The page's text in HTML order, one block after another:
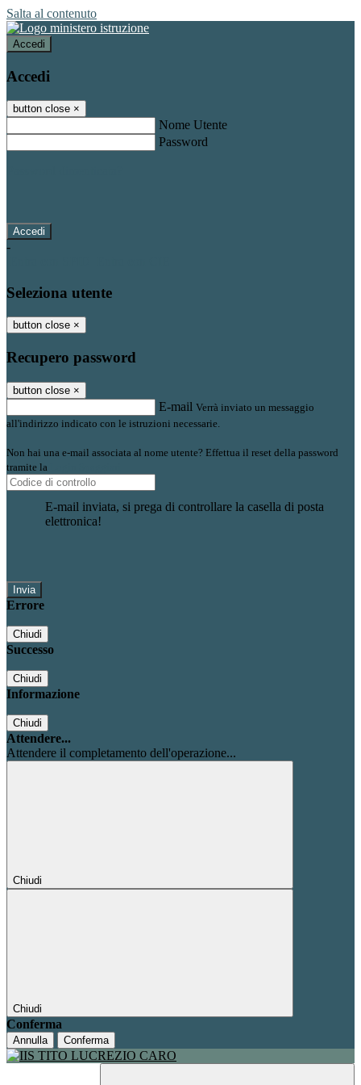
Salta al contenuto
Accedi
Accedi
button close ×
Nome Utente
Password
-
Seleziona utente
button close ×
Recupero password
button close ×
E-mail Verrà inviato un messaggio
all'indirizzo indicato con le istruzioni necessarie.
Non hai una e-mail associata al nome utente? Effettua il reset della password
tramite la
E-mail inviata, si prega di controllare la casella di posta
elettronica!
Errore
Chiudi
Successo
Chiudi
Informazione
Chiudi
Attendere...
Attendere il completamento dell'operazione...
Chiudi
Chiudi
Conferma
Annulla Conferma